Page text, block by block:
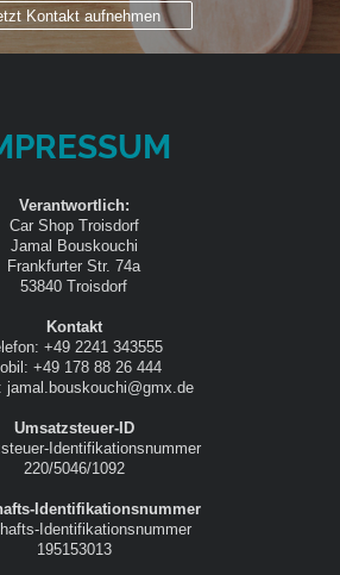
Kontakt aufnehmen
Verantwortlich:
Car Shop Troisdorf
Jamal Bouskouchi
Frankfurter Str. 74a
53840 Troisdorf
Kontakt
+49 2241 343555
+49 178 88 26 444
jamal.bouskouchi@gmx.de
Umsatzsteuer-ID
Identifikationsnummer
220/5046/1092
Identifikationsnummer
Identifikationsnummer
195153013